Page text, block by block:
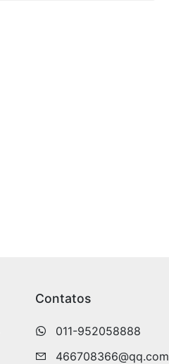
Contatos
011-952058888
466708366@qq.com